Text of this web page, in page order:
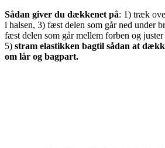
Sådan giver du dækkenet på: 1) træk
i halsen, 3) fæst delen som går ned under
fæst delen som går mellem forben og
5) stram elastikken bagtil sådan at
om lår og bagpart.